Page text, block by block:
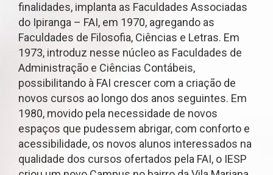
finalidades, implanta as Faculdades Associadas
do Ipiranga – FAI, em 1970, agregando as
Faculdades de Filosofia, Ciências e Letras. Em
1973, introduz nesse núcleo as Faculdades de
Administração e Ciências Contábeis,
possibilitando à FAI crescer com a criação de
novos cursos ao longo dos anos seguintes. Em
1980, movido pela necessidade de novos
espaços que pudessem abrigar, com conforto e
acessibilidade, os novos alunos interessados na
qualidade dos cursos ofertados pela FAI, o IESP